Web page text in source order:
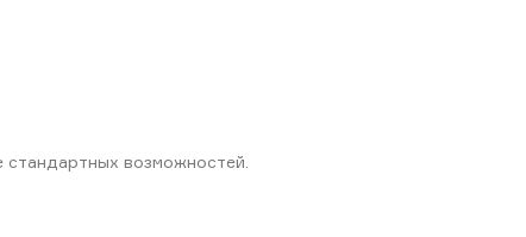
возможностей.